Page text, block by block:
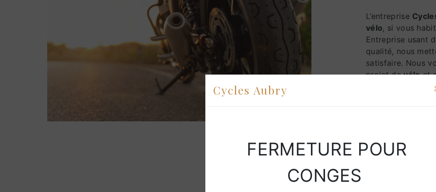
Cycles Aubry
FERMETURE POUR
CONGES
L’entreprise
vélo, si vous
Entreprise usant
qualité, nous
satisfaire. Nous
projet devéloet
à votre
renseignements
Notre métier est
avec vous
Toute notre
propreté et rigueur.